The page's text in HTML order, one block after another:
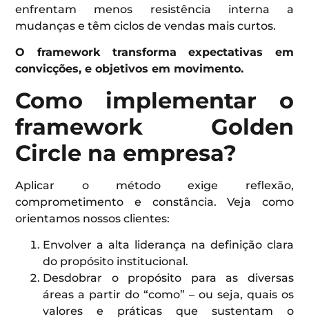
enfrentam menos resistência interna a
mudanças e têm ciclos de vendas mais curtos.
O framework transforma expectativas em
convicções, e objetivos em movimento.
Como implementar o
framework Golden
Circle na empresa?
Aplicar o método exige reflexão,
comprometimento e constância. Veja como
orientamos nossos clientes:
Envolver a alta liderança na definição clara
do propósito institucional.
Desdobrar o propósito para as diversas
áreas a partir do “como” – ou seja, quais os
valores e práticas que sustentam o